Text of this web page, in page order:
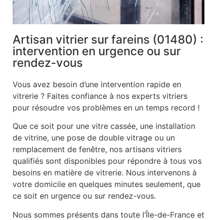
Artisan vitrier sur fareins (01480) :
intervention en urgence ou sur
rendez-vous
Vous avez besoin d’une intervention rapide en
vitrerie ? Faites confiance à nos experts vitriers
pour résoudre vos problèmes en un temps record !
Que ce soit pour une vitre cassée, une installation
de vitrine, une pose de double vitrage ou un
remplacement de fenêtre, nos artisans vitriers
qualifiés sont disponibles pour répondre à tous vos
besoins en matière de vitrerie. Nous intervenons à
votre domicile en quelques minutes seulement, que
ce soit en urgence ou sur rendez-vous.
Nous sommes présents dans toute l’Île-de-France et